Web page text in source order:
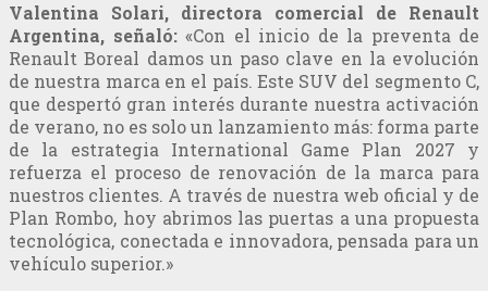
Valentina Solari, directora comercial de Renault
Argentina, señaló:«Con el inicio de la preventa de
Renault Boreal damos un paso clave en la evolución
de nuestra marca en el país. Este SUV del segmento C,
que despertó gran interés durante nuestra activación
de verano, no es solo un lanzamiento más: forma parte
de la estrategia International Game Plan 2027 y
refuerza el proceso de renovación de la marca para
nuestros clientes. A través de nuestra web oficial y de
Plan Rombo, hoy abrimos las puertas a una propuesta
tecnológica, conectada e innovadora, pensada para un
vehículo superior.»